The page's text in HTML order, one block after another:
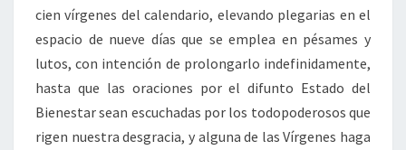
cien vírgenes del calendario, elevando plegarias en el
espacio de nueve días que se emplea en pésames y
lutos, con intención de prolongarlo indefinidamente,
hasta que las oraciones por el difunto Estado del
Bienestar sean escuchadas por los todopoderosos que
rigen nuestra desgracia, y alguna de las Vírgenes haga